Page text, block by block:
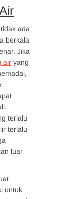
ada
berkala
Jika
air yang
terlalu
terlalu
luar
untuk